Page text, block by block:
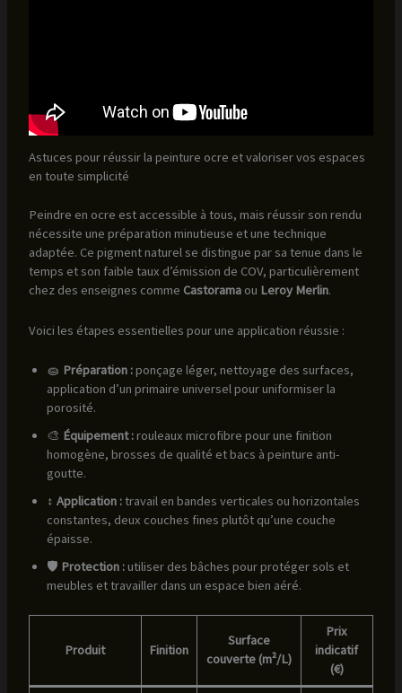
Astuces pour réussir la peinture ocre et valoriser vos espaces
en toute simplicité
Peindre en ocre est accessible à tous, mais réussir son rendu
nécessite une préparation minutieuse et une technique
adaptée. Ce pigment naturel se distingue par sa tenue dans le
temps et son faible taux d’émission de COV, particulièrement
chez des enseignes comme Castoramaou Leroy Merlin.
Voici les étapes essentielles pour une application réussie :
🧽 Préparation :ponçage léger, nettoyage des surfaces,
application d’un primaire universel pour uniformiser la
porosité.
🎨 Équipement :rouleaux microfibre pour une finition
homogène, brosses de qualité et bacs à peinture anti-
goutte.
↕️ Application :travail en bandes verticales ou horizontales
constantes, deux couches fines plutôt qu’une couche
épaisse.
🛡️ Protection :utiliser des bâches pour protéger sols et
meubles et travailler dans un espace bien aéré.
Produit Finition
Surface
couverte (m²/L)
Prix
indicatif
(€)